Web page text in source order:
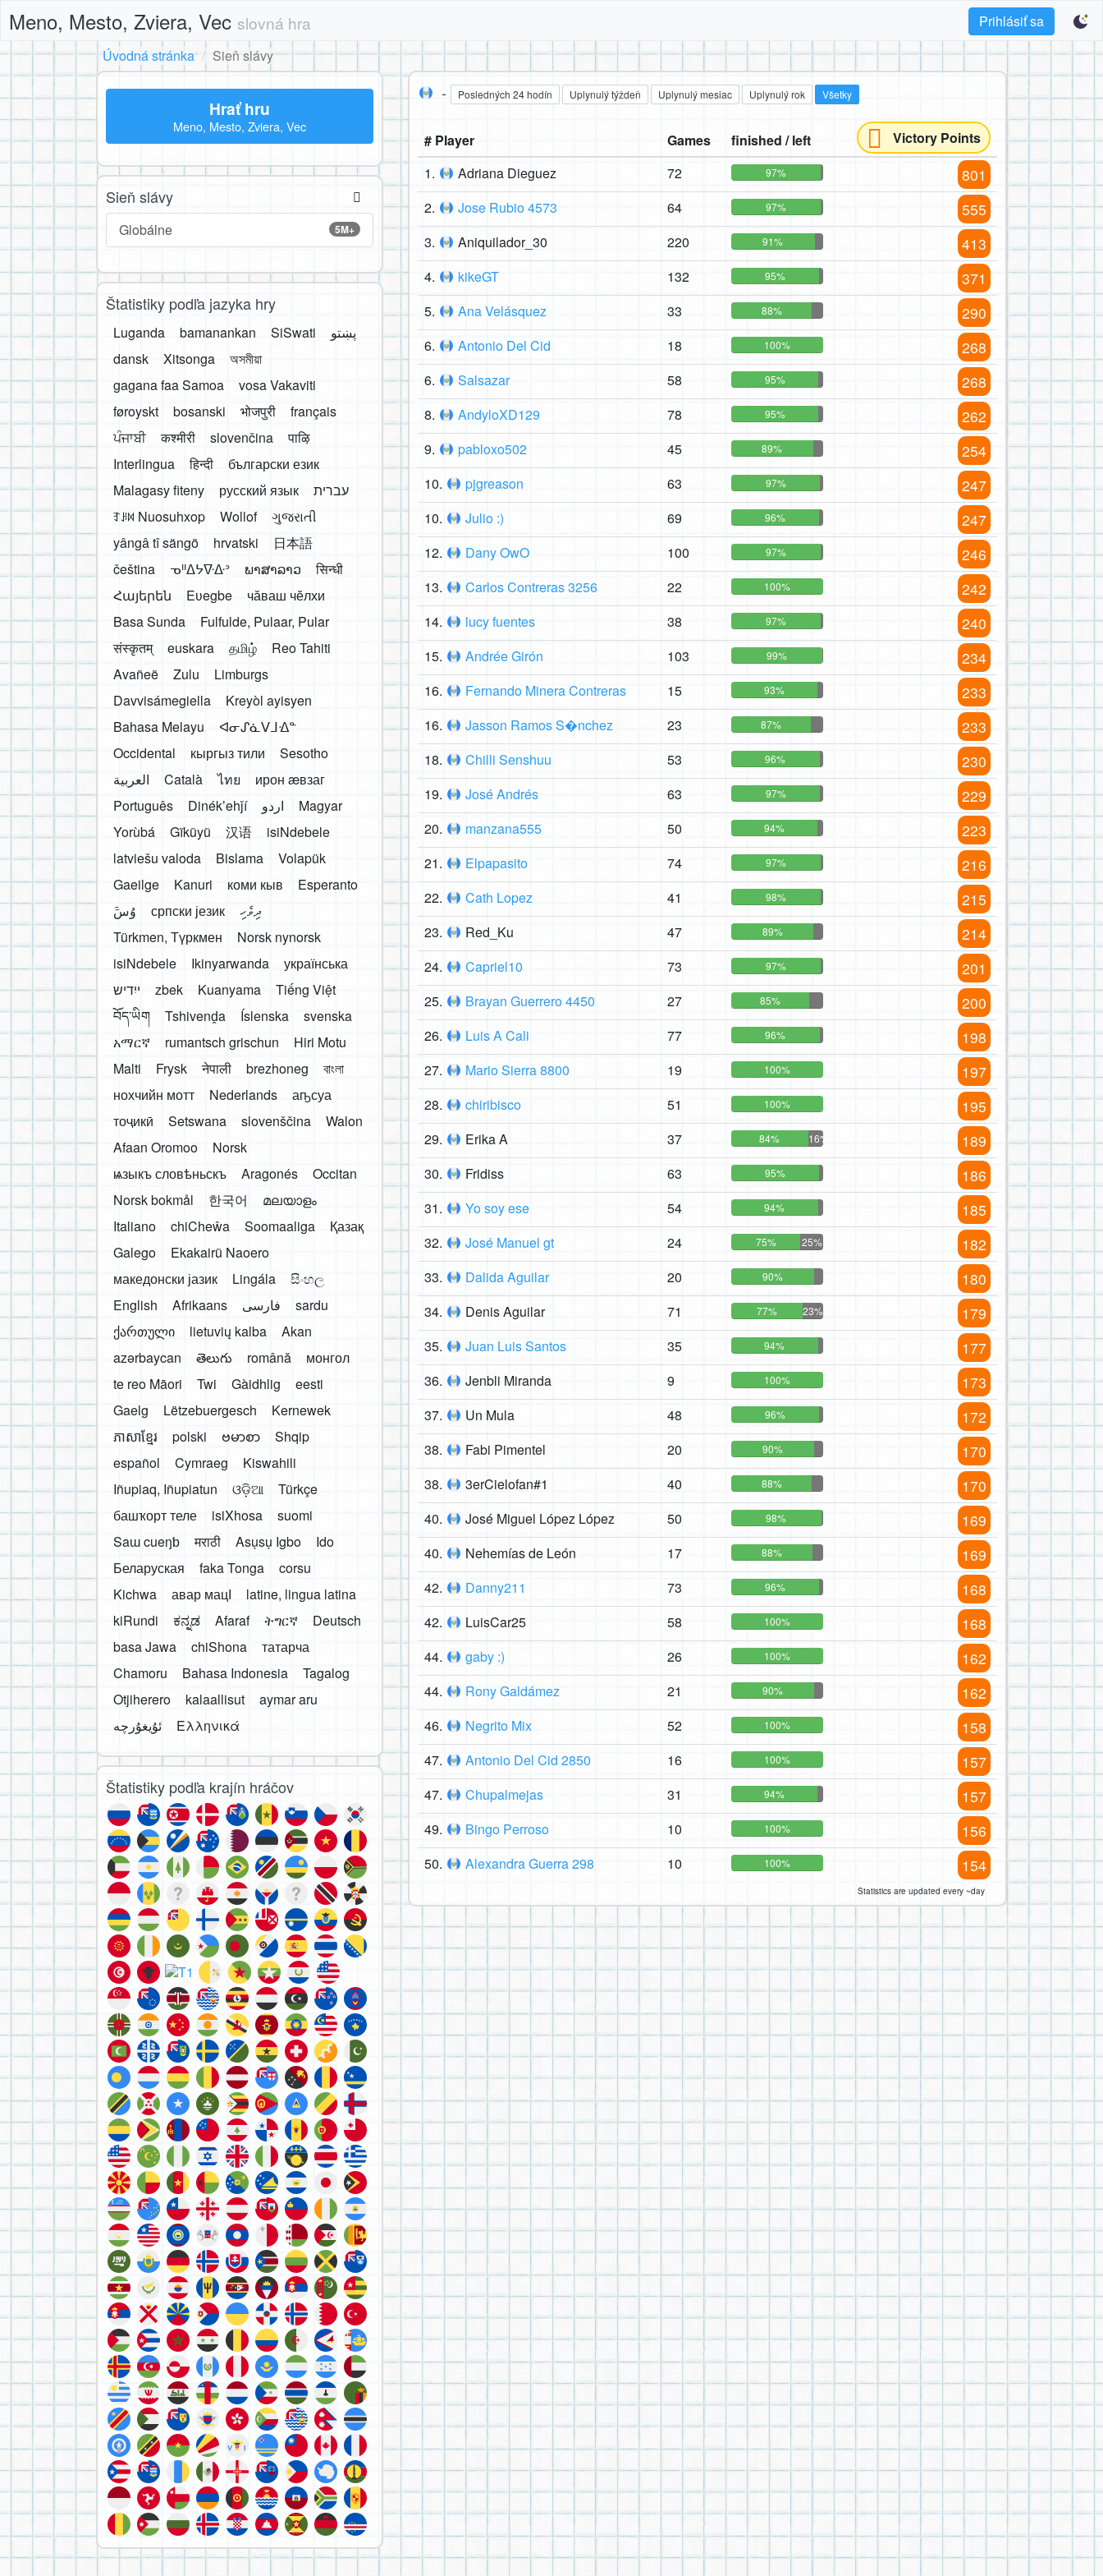
Meno, Mesto, Zviera, Vec slovná hra
Prihlásiť sa
Úvodná stránka
Sieň slávy
- Posledných 24 hodín Uplynulý týždeň Uplynulý mesiac Uplynulý rok Všetky
# Player Games finished / left
Victory Points
1.
Adriana Dieguez 72 97% 801
2. Jose Rubio 4573 64 97% 555
3. Aniquilador_30 220 91% 413
4. kikeGT 132 95% 371
5. Ana Velásquez 33 88% 290
6. Antonio Del Cid 18 100% 268
6. Salsazar 58 95% 268
8. AndyloXD129 78 95% 262
9. pabloxo502 45 89% 254
10. pjgreason 63 97% 247
10. Julio :) 69 96% 247
12. Dany OwO 100 97% 246
13. Carlos Contreras 3256 22 100% 242
14. lucy fuentes 38 97% 240
15. Andrée Girón 103 99% 234
16. Fernando Minera Contreras 15 93% 233
16. Jasson Ramos S�nchez 23 87% 233
18. Chilli Senshuu 53 96% 230
19. José Andrés 63 97% 229
20. manzana555 50 94% 223
21. Elpapasito 74 97% 216
22. Cath Lopez 41 98% 215
23. Red_Ku 47 89% 214
24. Capriel10 73 97% 201
25. Brayan Guerrero 4450 27 85% 200
26. Luis A Cali 77 96% 198
27. Mario Sierra 8800 19 100% 197
28. chiribisco 51 100% 195
29. Erika A 37 84% 16% 189
30. Fridiss 63 95% 186
31. Yo soy ese 54 94% 185
32. José Manuel gt 24 75% 25% 182
33. Dalida Aguilar 20 90% 180
34. Denis Aguilar 71 77% 23% 179
35. Juan Luis Santos 35 94% 177
36. Jenbli Miranda 9 100% 173
37. Un Mula 48 96% 172
38. Fabi Pimentel 20 90% 170
38. 3erCielofan#1 40 88% 170
40. José Miguel López López 50 98% 169
40. Nehemías de León 17 88% 169
42. Danny211 73 96% 168
42. LuisCar25 58 100% 168
44. gaby :) 26 100% 162
44. Rony Galdámez 21 90% 162
46. Negrito Mix 52 100% 158
47. Antonio Del Cid 2850 16 100% 157
47. Chupalmejas 31 94% 157
49. Bingo Perroso 10 100% 156
50. Alexandra Guerra 298 10 100% 154
Statistics are updated every ~day
Hrať hru
Meno, Mesto, Zviera, Vec
Sieň slávy
5M+
Globálne
Štatistiky podľa jazyka hry
Luganda bamanankan SiSwati
پښتو
dansk
Xitsonga
অসমীয়া
gagana faa Samoa
vosa Vakaviti
føroyskt
bosanski भोजपुरी
français
ਪੰਜਾਬੀ
कश्मीरी slovenčina
पाऴि
Interlingua
हिन्दी
български език
Malagasy fiteny
русский язык
עברית
ꆈꌠ꒿ Nuosuhxop
Wollof
ગુજરાતી
yângâ tî sängö
hrvatski
日本語
čeština
ᓀᐦᐃᔭᐍᐏᐣ ພາສາລາວ
सिन्धी
Հայերեն
Eʋegbe
чӑваш чӗлхи
Basa Sunda
Fulfulde, Pulaar, Pular
संस्कृतम्
euskara தமிழ்
Reo Tahiti
Avañeẽ
Zulu
Limburgs
Davvisámegiella
Kreyòl ayisyen
Bahasa Melayu
ᐊᓂᔑᓈᐯᒧᐎᓐ
Occidental
кыргыз тили
Sesotho
العربية
Català ไทย
ирон æвзаг
Português
Dinékʼehǰí اردو
Magyar
Yorùbá
Gĩkũyũ 汉语
isiNdebele
latviešu valoda
Bislama
Volapük
Gaeilge
Kanuri коми кыв
Esperanto
َوُسَ
српски језик
ދިވެހި
Türkmen, Түркмен
Norsk nynorsk
isiNdebele
Ikinyarwanda
українська
ייִדיש
zbek Kuanyama
Tiếng Việt
བོད་ཡིག
Tshivenḓa Íslenska
svenska
አማርኛ
rumantsch grischun
Hiri Motu
Malti
Frysk नेपाली brezhoneg
বাংলা
нохчийн мотт
Nederlands
аҧсуа
тоҷикӣ
Setswana slovenščina
Walon
Afaan Oromoo
Norsk
ѩзыкъ словѣньскъ
Aragonés
Occitan
Norsk bokmål
한국어
മലയാളം
Italiano
chiCheŵa Soomaaliga
Қазақ
Galego
Ekakairũ Naoero
македонски јазик
Lingála
සිංහල
English
Afrikaans فارسی
sardu
ქართული
lietuvių kalba
Akan
azərbaycan
తెలుగు română
монгол
te reo Māori
Twi Gàidhlig
eesti
Gaelg
Lëtzebuergesch
Kernewek
ភាសាខ្មែរ
polski ဗမာစာ
Shqip
español
Cymraeg
Kiswahili
Iñupiaq, Iñupiatun
ଓଡ଼ିଆ
Türkçe
башҡорт теле
isiXhosa
suomi
Saɯ cueŋƅ
मराठी Asụsụ Igbo
Ido
Беларуская
faka Tonga
corsu
Kichwa
авар мацӀ
latine, lingua latina
kiRundi
ಕನ್ನಡ Afaraf ትግርኛ
Deutsch
basa Jawa
chiShona
татарча
Chamoru
Bahasa Indonesia
Tagalog
Otjiherero
kalaallisut
aymar aru
Ελληνικά
Štatistiky podľa krajín hráčov